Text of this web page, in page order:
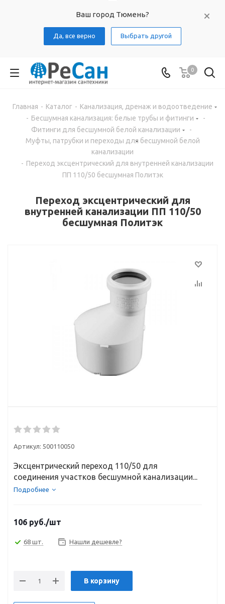
Ваш город Тюмень?
Да, все верно Выбрать другой
0
Главная - Каталог - Канализация, дренаж и водоотведение
- Бесшумная канализация: белые трубы и фитинги
-
Фитинги для бесшумной белой канализации
-
Муфты, патрубки и переходы для бесшумной белой
канализации
- Переход эксцентрический для внутренней канализации
ПП 110/50 бесшумная Политэк
Переход эксцентрический для
внутренней канализации ПП 110/50
бесшумная Политэк
Артикул: 500110050
Эксцентрический переход 110/50 для
соединения участков бесшумной канализации...
Подробнее
106 руб./шт
68 шт. Нашли дешевле?
В корзину